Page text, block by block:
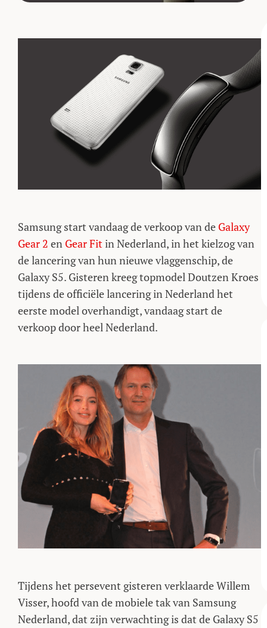
Samsung start vandaag de verkoop van de Galaxy
Gear 2 en Gear Fitin Nederland, in het kielzog van
de lancering van hun nieuwe vlaggenschip, de
Galaxy S5. Gisteren kreeg topmodel Doutzen Kroes
tijdens de officiële lancering in Nederland het
eerste model overhandigt, vandaag start de
verkoop door heel Nederland.
Tijdens het persevent gisteren verklaarde Willem
Visser, hoofd van de mobiele tak van Samsung
Nederland, dat zijn verwachting is dat de Galaxy S5